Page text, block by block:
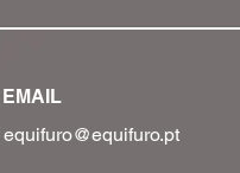
EMAIL
equifuro@equifuro.pt